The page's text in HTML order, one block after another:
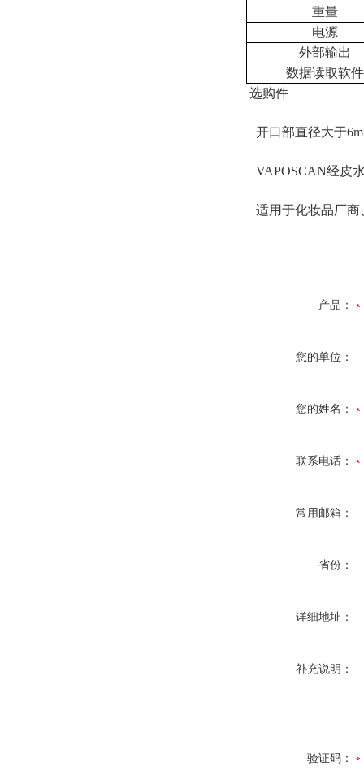
重量
电源
外部输出
数据读取软件
选购件
开口部直径大于
VAPOSCAN经皮
适用于化妆品厂商
产品：
您的单位：
您的姓名：
联系电话：
常用邮箱：
省份：
详细地址：
补充说明：
验证码：